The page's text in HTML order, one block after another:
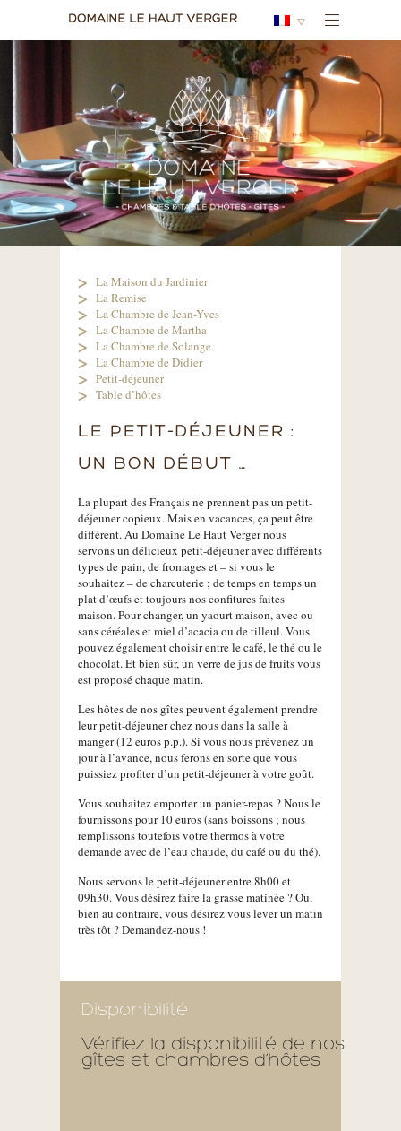
La Maison du Jardinier
La Remise
La Chambre de Jean-Yves
La Chambre de Martha
La Chambre de Solange
La Chambre de Didier
Petit-déjeuner
Table d’hôtes
LE PETIT-DÉJEUNER :
UN BON DÉBUT …
La plupart des Français ne prennent pas un petit-
déjeuner copieux. Mais en vacances, ça peut être
différent. Au Domaine Le Haut Verger nous
servons un délicieux petit-déjeuner avec différents
types de pain, de fromages et – si vous le
souhaitez – de charcuterie ; de temps en temps un
plat d’œufs et toujours nos confitures faites
maison. Pour changer, un yaourt maison, avec ou
sans céréales et miel d’acacia ou de tilleul. Vous
pouvez également choisir entre le café, le thé ou le
chocolat. Et bien sûr, un verre de jus de fruits vous
est proposé chaque matin.
Les hôtes de nos gîtes peuvent également prendre
leur petit-déjeuner chez nous dans la salle à
manger (12 euros p.p.). Si vous nous prévenez un
jour à l’avance, nous ferons en sorte que vous
puissiez profiter d’un petit-déjeuner à votre goût.
Vous souhaitez emporter un panier-repas ? Nous le
fournissons pour 10 euros (sans boissons ; nous
remplissons toutefois votre thermos à votre
demande avec de l’eau chaude, du café ou du thé).
Nous servons le petit-déjeuner entre 8h00 et
09h30. Vous désirez faire la grasse matinée ? Ou,
bien au contraire, vous désirez vous lever un matin
très tôt ? Demandez-nous !
Disponibilité
Vérifiez la disponibilité de nos
gîtes et chambres d’hôtes